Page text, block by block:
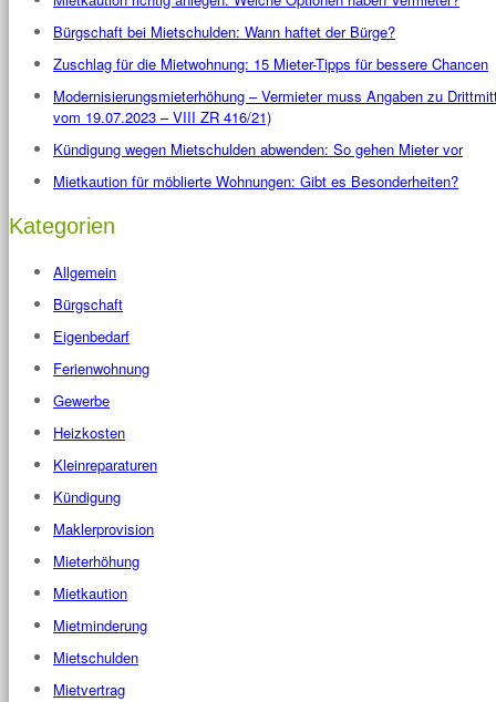
Bürgschaft bei Mietschulden: Wann haftet der Bürge?
Zuschlag für die Mietwohnung: 15 Mieter-Tipps für bessere Chancen
Modernisierungsmieterhöhung – Vermieter muss Angaben zu
vom 19.07.2023 – VIII ZR 416/21)
Kündigung wegen Mietschulden abwenden: So gehen Mieter vor
Mietkaution für möblierte Wohnungen: Gibt es Besonderheiten?
Kategorien
Allgemein
Bürgschaft
Eigenbedarf
Ferienwohnung
Gewerbe
Heizkosten
Kleinreparaturen
Kündigung
Maklerprovision
Mieterhöhung
Mietkaution
Mietminderung
Mietschulden
Mietvertrag